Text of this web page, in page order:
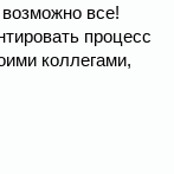
все!
процесс
коллегами,